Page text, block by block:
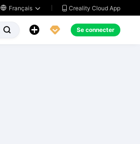
 Français   Creality Cloud App
   Se connecter